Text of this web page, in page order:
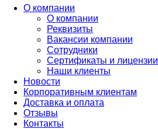
О компании
О компании
Реквизиты
Вакансии компании
Сотрудники
Сертификаты и лицензии
Наши клиенты
Новости
Корпоративным клиентам
Доставка и оплата
Отзывы
Контакты